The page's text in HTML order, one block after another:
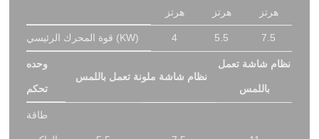
هرتز هرتز هرتز
قوة المحرك الرئيسي (KW) 4 5.5 7.5
وحده
تحكم
نظام شاشة ملونة تعمل باللمس
نظام شاشة تعمل
باللمس
طاقة